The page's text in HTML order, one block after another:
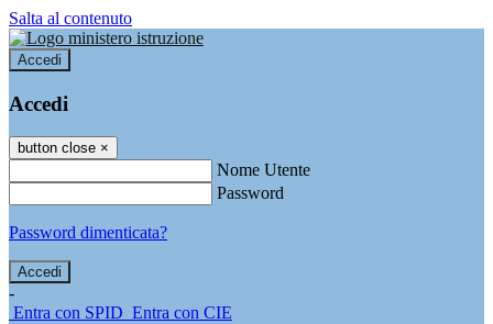
Salta al contenuto
Accedi
Accedi
button close ×
Nome Utente
Password
Password dimenticata?
-
Entra con SPID Entra con CIE